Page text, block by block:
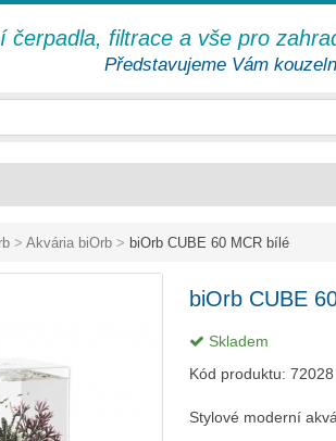
> Akvária biOrb > biOrb CUBE 60 MCR bílé
biOrb CUBE
Skladem
Kód produktu: 72028
Stylové moderní
čerpadla, filtrace a vše pro
Představujeme Vám